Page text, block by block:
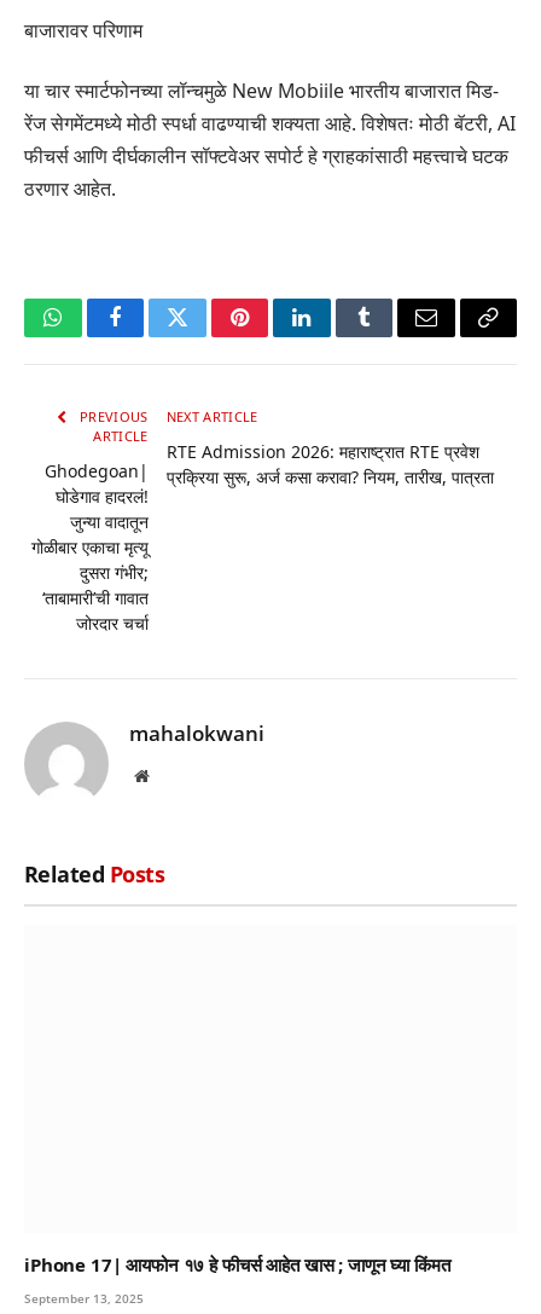
बाजारावर परिणाम
या चार स्मार्टफोनच्या लॉन्चमुळे New Mobiile भारतीय बाजारात मिड-
रेंज सेगमेंटमध्ये मोठी स्पर्धा वाढण्याची शक्यता आहे. विशेषतः मोठी बॅटरी, AI
फीचर्स आणि दीर्घकालीन सॉफ्टवेअर सपोर्ट हे ग्राहकांसाठी महत्त्वाचे घटक
ठरणार आहेत.
WhatsAppFacebookTwitterPinterestLinkedInTumblrEmail Copy
PREVIOUS
ARTICLE
Ghodegoan|
घोडेगाव हादरलं!
जुन्या वादातून
गोळीबार एकाचा मृत्यू
दुसरा गंभीर;
‘ताबामारी’ची गावात
जोरदार चर्चा
NEXT ARTICLE
RTE Admission 2026: महाराष्ट्रात RTE प्रवेश
प्रक्रिया सुरू, अर्ज कसा करावा? नियम, तारीख, पात्रता
mahalokwani
Website
Related Posts
iPhone 17| आयफोन १७ हे फीचर्स आहेत खास ; जाणून घ्या किंमत
September 13, 2025